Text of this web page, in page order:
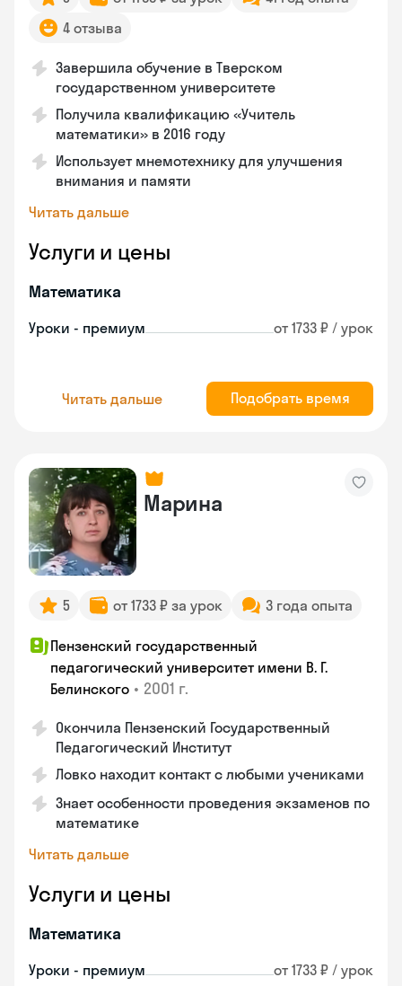
4 отзыва
Завершила обучение в Тверском
государственном университете
Получила квалификацию «Учитель
математики» в 2016 году
Использует мнемотехнику для улучшения
внимания и памяти
Читать дальше
Услуги и цены
Математика
Уроки - премиум от 1733 ₽ / урок
Читать дальше Подобрать время
Марина
5 от 1733 ₽ за урок 3 года опыта
Пензенский государственный
педагогический университет имени В. Г.
Белинского • 2001 г.
Окончила Пензенский Государственный
Педагогический Институт
Ловко находит контакт с любыми учениками
Знает особенности проведения экзаменов по
математике
Читать дальше
Услуги и цены
Математика
Уроки - премиум от 1733 ₽ / урок